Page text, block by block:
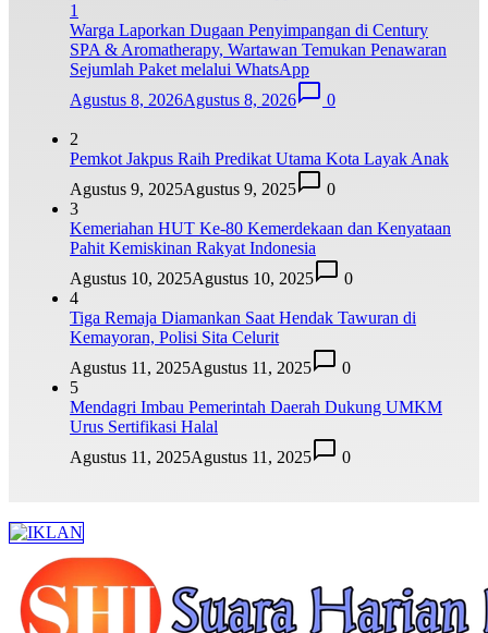
1
Warga Laporkan Dugaan Penyimpangan di Century
SPA & Aromatherapy, Wartawan Temukan Penawaran
Sejumlah Paket melalui WhatsApp
Agustus 8, 2026Agustus 8, 2026 0
2
Pemkot Jakpus Raih Predikat Utama Kota Layak Anak
Agustus 9, 2025Agustus 9, 2025
0
3
Kemeriahan HUT Ke-80 Kemerdekaan dan Kenyataan
Pahit Kemiskinan Rakyat Indonesia
Agustus 10, 2025Agustus 10, 2025
0
4
Tiga Remaja Diamankan Saat Hendak Tawuran di
Kemayoran, Polisi Sita Celurit
Agustus 11, 2025Agustus 11, 2025
0
5
Mendagri Imbau Pemerintah Daerah Dukung UMKM
Urus Sertifikasi Halal
Agustus 11, 2025Agustus 11, 2025 0